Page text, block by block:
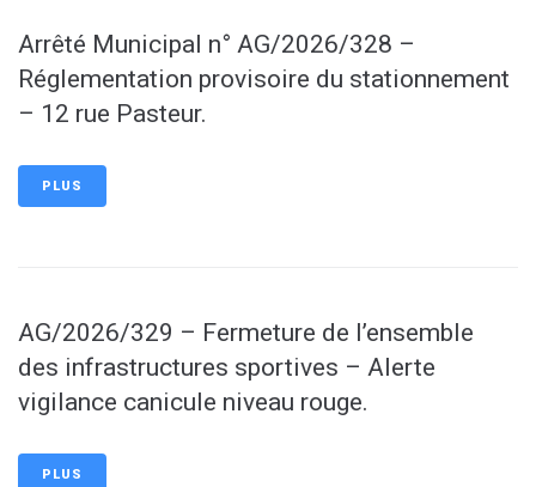
Arrêté Municipal n° AG/2026/328 –
Réglementation provisoire du stationnement
– 12 rue Pasteur.
PLUS
AG/2026/329 – Fermeture de l’ensemble
des infrastructures sportives – Alerte
vigilance canicule niveau rouge.
PLUS